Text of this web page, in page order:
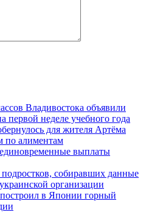
Владивостока объявили
первой неделе учебного года
для жителя Артёма
по алиментам
выплаты
собиравших данные
организации
в Японии горный